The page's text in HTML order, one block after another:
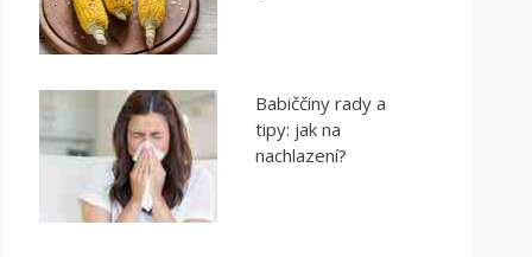
Babiččiny rady a
tipy: jak na
nachlazení?